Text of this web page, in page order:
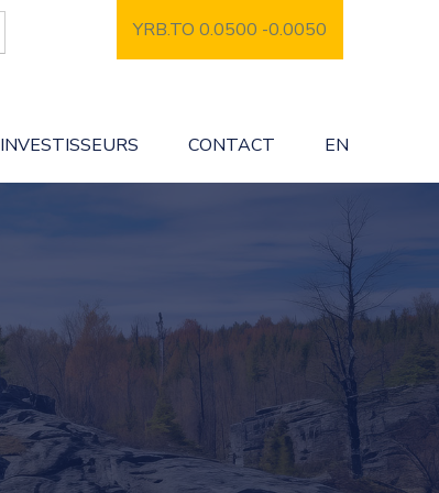
YRB.TO 0.0500 -0.0050
INVESTISSEURS CONTACT EN